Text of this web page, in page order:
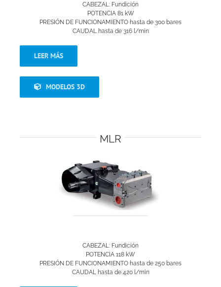
CABEZAL: Fundición
POTENCIA 81 kW
PRESIÓN DE FUNCIONAMIENTO hasta de 300 bares
CAUDAL hasta de 316 l/min
LEER MÁS
MODELOS 3D
MLR
CABEZAL: Fundición
POTENCIA 118 kW
PRESIÓN DE FUNCIONAMIENTO hasta de 250 bares
CAUDAL hasta de 420 l/min